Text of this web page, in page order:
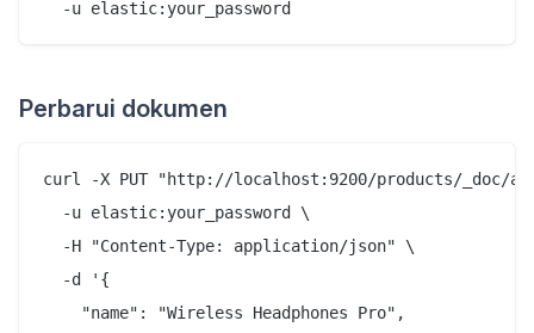
Perbarui dokumen
curl -X PUT "http://localhost:9200/products/_doc/
  -u elastic:your_password \
  -H "Content-Type: application/json" \
  -d '{
    "name": "Wireless Headphones Pro",